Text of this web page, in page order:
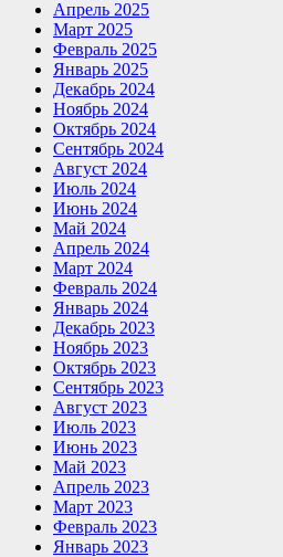
Апрель 2025
Март 2025
Февраль 2025
Январь 2025
Декабрь 2024
Ноябрь 2024
Октябрь 2024
Сентябрь 2024
Август 2024
Июль 2024
Июнь 2024
Май 2024
Апрель 2024
Март 2024
Февраль 2024
Январь 2024
Декабрь 2023
Ноябрь 2023
Октябрь 2023
Сентябрь 2023
Август 2023
Июль 2023
Июнь 2023
Май 2023
Апрель 2023
Март 2023
Февраль 2023
Январь 2023